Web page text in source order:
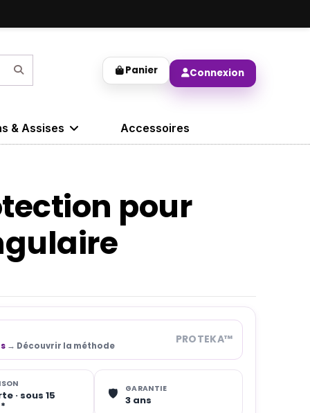
Panier Connexion
& Assises Accessoires
pour
→ Découvrir la méthode PROTEKA™
· sous 15 🛡️ GARANTIE
3 ans